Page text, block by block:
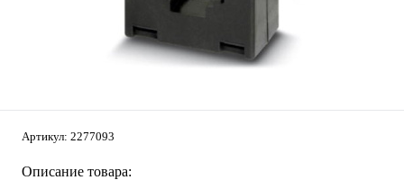
Артикул: 2277093
Описание товара: